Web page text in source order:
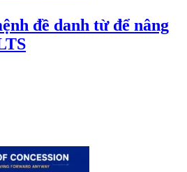
đề danh từ để nâng